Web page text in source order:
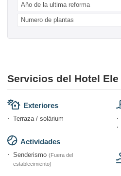
Año de la ultima reforma
Numero de plantas
Servicios del Hotel
Exteriores
Terraza / solárium
Actividades
Senderismo (Fuera del
establecimiento)